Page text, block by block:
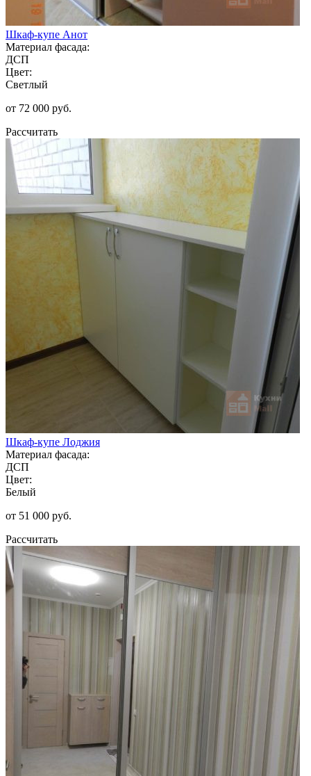
Шкаф-купе Анот
Материал фасада:
ДСП
Цвет:
Светлый
от 72 000 руб.
Рассчитать
Шкаф-купе Лоджия
Материал фасада:
ДСП
Цвет:
Белый
от 51 000 руб.
Рассчитать